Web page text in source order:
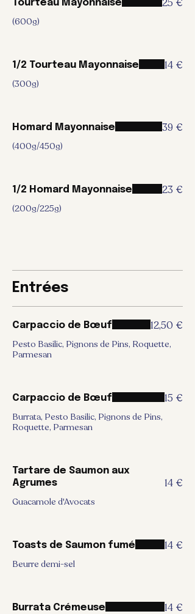
Tourteau Mayonnaise
(600g)
25 €
1/2 Tourteau Mayonnaise
(300g)
14 €
Homard Mayonnaise
(400g/450g)
39 €
1/2 Homard Mayonnaise
(200g/225g)
23 €
Entrées
Carpaccio de Bœuf
Pesto Basilic, Pignons de Pins, Roquette,
Parmesan
12,50 €
Carpaccio de Bœuf
Burrata, Pesto Basilic, Pignons de Pins,
Roquette, Parmesan
15 €
Tartare de Saumon aux
Agrumes
Guacamole d'Avocats
14 €
Toasts de Saumon fumé
Beurre demi-sel
14 €
Burrata Crémeuse 14 €